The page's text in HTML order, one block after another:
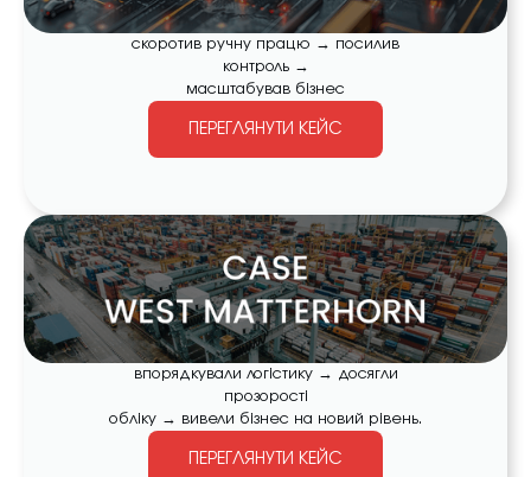
скоротив ручну працю → посилив
контроль →
масштабував бізнес
ПЕРЕГЛЯНУТИ КЕЙС
впорядкували логістику → досягли
прозорості
обліку → вивели бізнес на новий рівень.
ПЕРЕГЛЯНУТИ КЕЙС